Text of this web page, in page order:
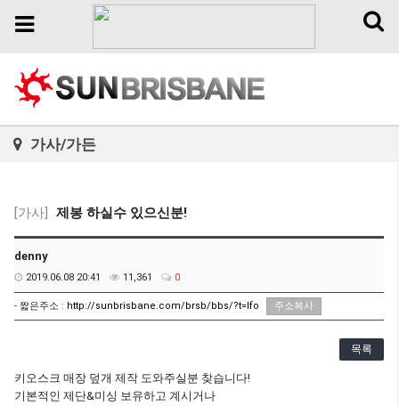
Toggle
Toggle
가사/가든
[가사] 제봉 하실수 있으신분!
denny
2019.06.08 20:41 11,361 0
- 짧은주소 : http://sunbrisbane.com/brsb/bbs/?t=lfo 주소복사
목록
키오스크 매장 덮개 제작 도와주실분 찾습니다!
기본적인 제단&미싱 보유하고 계시거나